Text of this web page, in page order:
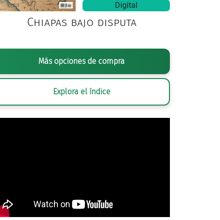
Digital
Chiapas bajo disputa
Más opciones de compra
Explora el índice